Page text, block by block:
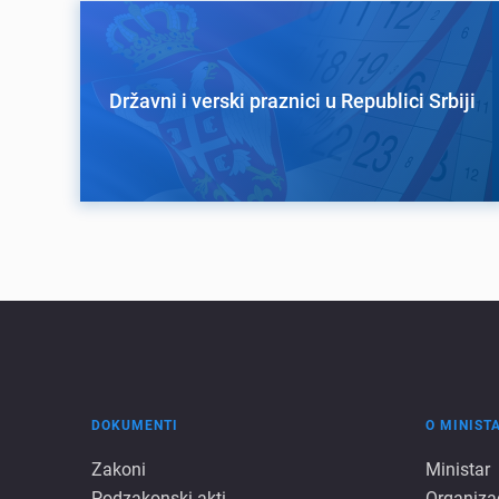
Državni i verski praznici u Republici Srbiji
Dokumenti
DOKUMENTI
Zakoni
O
O
Ministar